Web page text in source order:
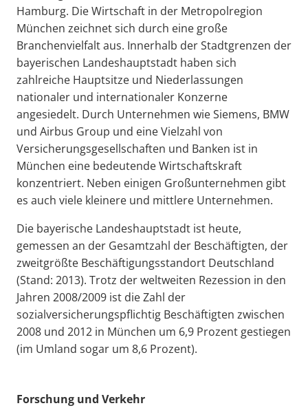
Hamburg. Die Wirtschaft in der Metropolregion
München zeichnet sich durch eine große
Branchenvielfalt aus. Innerhalb der Stadtgrenzen der
bayerischen Landeshauptstadt haben sich
zahlreiche Hauptsitze und Niederlassungen
nationaler und internationaler Konzerne
angesiedelt. Durch Unternehmen wie Siemens, BMW
und Airbus Group und eine Vielzahl von
Versicherungsgesellschaften und Banken ist in
München eine bedeutende Wirtschaftskraft
konzentriert. Neben einigen Großunternehmen gibt
es auch viele kleinere und mittlere Unternehmen.
Die bayerische Landeshauptstadt ist heute,
gemessen an der Gesamtzahl der Beschäftigten, der
zweitgrößte Beschäftigungsstandort Deutschland
(Stand: 2013). Trotz der weltweiten Rezession in den
Jahren 2008/2009 ist die Zahl der
sozialversicherungspflichtig Beschäftigten zwischen
2008 und 2012 in München um 6,9 Prozent gestiegen
(im Umland sogar um 8,6 Prozent).
Forschung und Verkehr